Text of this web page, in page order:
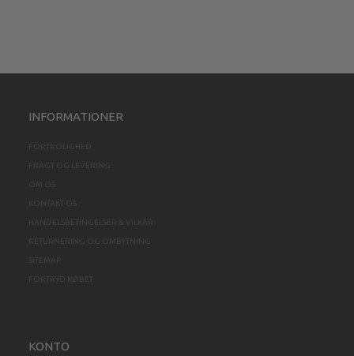
INFORMATIONER
FORTROLIGHED
FRAGT OG LEVERING
OM OS
KONTAKT OS
HANDELSBETINGELSER & VILKÅR
RETURNERING OG OMBYTNING
SITEMAP
FORTRYD KØBET
KONTO